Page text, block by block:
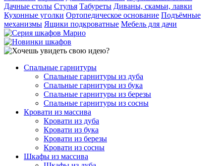
Дачные столы Стулья Табуреты Диваны, скамьи, лавки
Кухонные уголки Ортопедическое основание Подъёмные
механизмы Ящики подкроватные Мебель для дачи
Спальные гарнитуры
Спальные гарнитуры из дуба
Спальные гарнитуры из бука
Спальные гарнитуры из березы
Спальные гарнитуры из сосны
Кровати из массива
Кровати из дуба
Кровати из бука
Кровати из березы
Кровати из сосны
Шкафы из массива